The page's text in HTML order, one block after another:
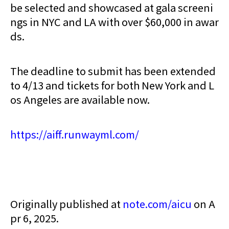
be selected and showcased at gala screeni
ngs in NYC and LA with over $60,000 in awar
ds.
The deadline to submit has been extended
to 4/13 and tickets for both New York and L
os Angeles are available now.
https://aiff.runwayml.com/
Originally published at note.com/aicu on A
pr 6, 2025.